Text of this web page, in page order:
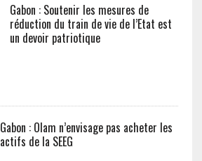
Gabon : Soutenir les mesures de
réduction du train de vie de l’Etat est
un devoir patriotique
Gabon : Olam n’envisage pas acheter les
actifs de la SEEG